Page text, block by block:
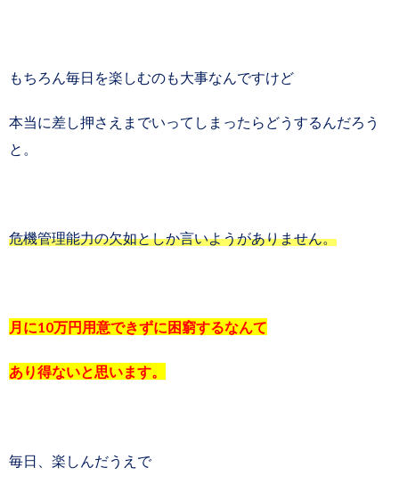
もちろん毎日を楽しむのも大事なんですけど
本当に差し押さえまでいってしまったらどうするんだろう
と。
危機管理能力の欠如としか言いようがありません。
月に10万円用意できずに困窮するなんて
あり得ないと思います。
毎日、楽しんだうえで